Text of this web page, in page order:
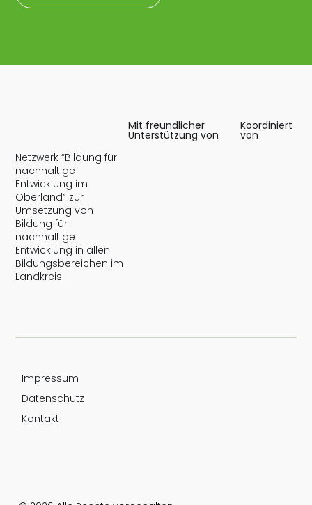
Netzwerk “Bildung für
nachhaltige
Entwicklung im
Oberland” zur
Umsetzung von
Bildung für
nachhaltige
Entwicklung in allen
Bildungsbereichen im
Landkreis.
Koordiniert
von
Mit freundlicher
Unterstützung von
Impressum
Datenschutz
Kontakt